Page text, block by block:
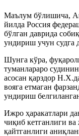
Маълум бўлишича,
йилда Россия
бўлган даврида
ундириш учун судга
Шунга кўра,
туманлараро
асосан қарздор
вояга етмаган
ундириш
Ижро ҳаракатлари
чиқиб кетганлиги
қайтганлиги